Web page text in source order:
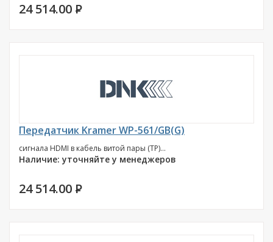
24 514.00 P
Передатчик Kramer WP-561/GB(G)
сигнала HDMI в кабель витой пары (TP)...
Наличие: уточняйте у менеджеров
24 514.00 P